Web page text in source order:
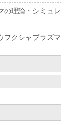
の理論・シミュレ
フクシャプラズマ